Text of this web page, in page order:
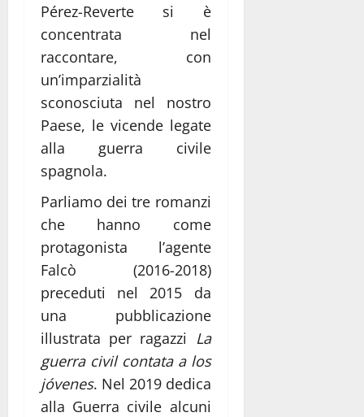
Pérez-Reverte si è
concentrata nel
raccontare, con
un’imparzialità
sconosciuta nel nostro
Paese, le vicende legate
alla guerra civile
spagnola.
Parliamo dei tre romanzi
che hanno come
protagonista l’agente
Falcò (2016-2018)
preceduti nel 2015 da
una pubblicazione
illustrata per ragazzi
La
guerra civil contata a los
jóvenes. Nel 2019 dedica
alla Guerra civile alcuni